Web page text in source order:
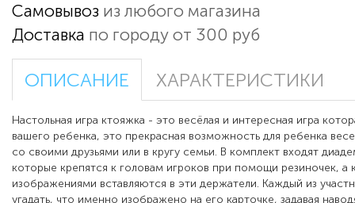
Самовывоз из любого магазина
Доставка по городу от 300 руб
ОПИСАНИЕ ХАРАКТЕРИСТИКИ
Настольная игра ктояжка - это весёлая и интересная игра
вашего ребенка, это прекрасная возможность для ребенка
со своими друзьями или в кругу семьи. В комплект входят
которые крепятся к головам игроков при помощи резиночек, а
изображениями вставляются в эти держатели. Каждый из
угадать, что именно изображено на его карточке, задавая